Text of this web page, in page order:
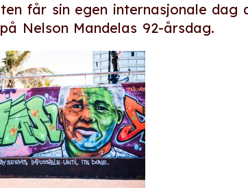
får sin egen internasjonale
Nelson Mandelas 92-årsdag.